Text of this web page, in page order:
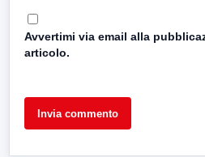
Avvertimi via email alla
articolo.